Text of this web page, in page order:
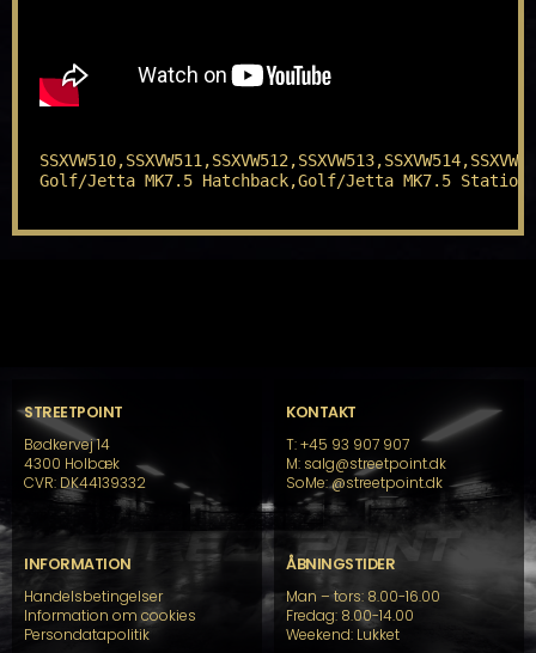
Golf/Jetta MK7.5 Hatchback,Golf/Jetta MK7.5
STREETPOINT
Bødkervej 14
4300 Holbæk
CVR: DK44139332
KONTAKT
T: +45 93 907 907
M: salg@streetpoint.dk
SoMe:@streetpoint.dk
INFORMATION
Handelsbetingelser
Information om cookies
Persondatapolitik
ÅBNINGSTIDER
Man – tors: 8.00-16.00
Fredag: 8.00-14.00
Weekend: Lukket